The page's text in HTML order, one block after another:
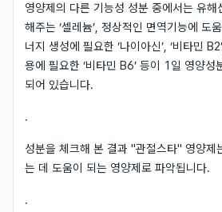
영양제의 다른 기능성 성분 중에서는 유해
해주는 ‘셀레늄’, 정상적인 면역기능에 도
너지 생성에 필요한 ‘나이아신’, ‘비타민
용에 필요한 ‘비타민 B6’ 등이 1일 영양
되어 있습니다.
.
성분을 체크해 본 결과 "관절스타" 영양제
는 데 도움이 되는 영양제로 파악됩니다.
.